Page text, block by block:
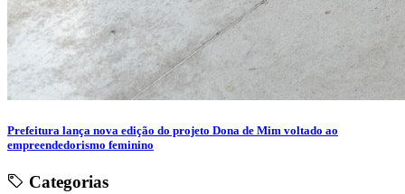
Prefeitura lança nova edição do projeto Dona de Mim voltado ao
empreendedorismo feminino
Categorias